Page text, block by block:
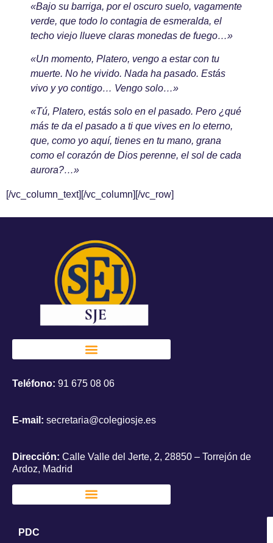
«Bajo su barriga, por el oscuro suelo, vagamente
verde, que todo lo contagia de esmeralda, el
techo viejo llueve claras monedas de fuego…»
«Un momento, Platero, vengo a estar con tu
muerte. No he vivido. Nada ha pasado. Estás
vivo y yo contigo… Vengo solo…»
«Tú, Platero, estás solo en el pasado. Pero ¿qué
más te da el pasado a ti que vives en lo eterno,
que, como yo aquí, tienes en tu mano, grana
como el corazón de Dios perenne, el sol de cada
aurora?…»
[/vc_column_text][/vc_column][/vc_row]
Teléfono: 91 675 08 06
E-mail: secretaria@colegiosje.es
Dirección: Calle Valle del Jerte, 2, 28850 – Torrejón de
Ardoz, Madrid
PDC